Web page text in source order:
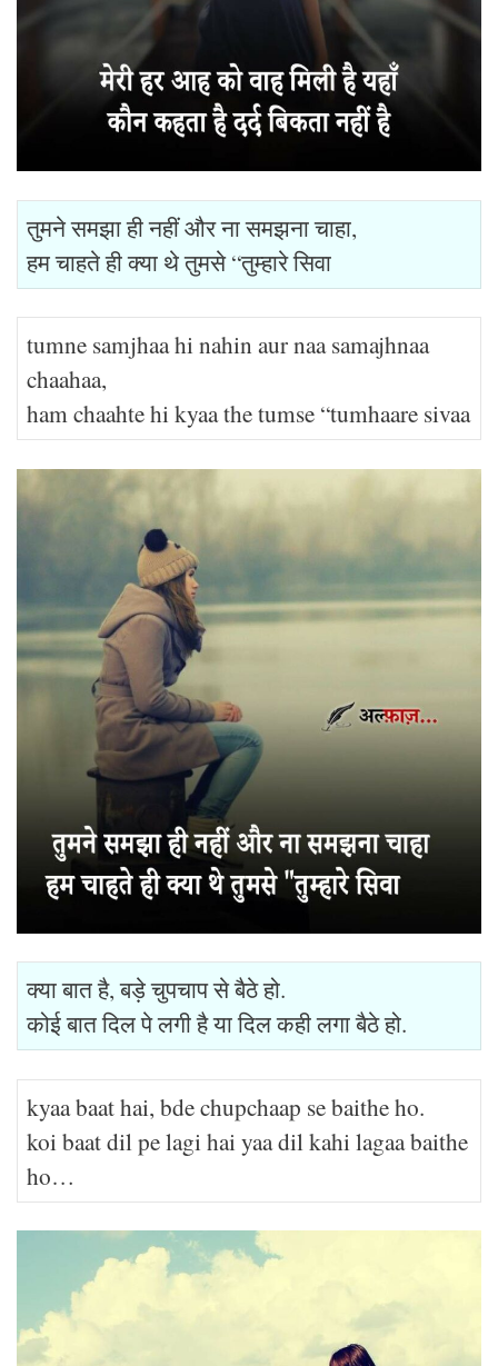
तुमने समझा ही नहीं और ना समझना चाहा,
हम चाहते ही क्या थे तुमसे “तुम्हारे सिवा
tumne samjhaa hi nahin aur naa samajhnaa
chaahaa,
ham chaahte hi kyaa the tumse “tumhaare sivaa
क्या बात है, बड़े चुपचाप से बैठे हो.
कोई बात दिल पे लगी है या दिल कही लगा बैठे हो.
kyaa baat hai, bde chupchaap se baithe ho.
koi baat dil pe lagi hai yaa dil kahi lagaa baithe
ho…